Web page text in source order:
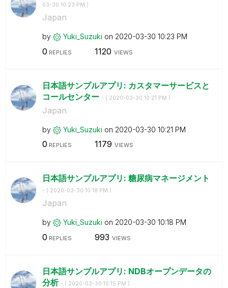
03-30 10:23 PM )
Japan
by Yuki_Suzuki on ‎2020-03-30 10:23 PM
0 REPLIES 1120 VIEWS
日本語サンプルアプリ: カスタマーサービスと
コールセンター - ( ‎2020-03-30 10:21 PM )
Japan
by Yuki_Suzuki on ‎2020-03-30 10:21 PM
0 REPLIES 1179 VIEWS
日本語サンプルアプリ: 糖尿病マネージメント
- ( ‎2020-03-30 10:18 PM )
Japan
by Yuki_Suzuki on ‎2020-03-30 10:18 PM
0 REPLIES 993 VIEWS
日本語サンプルアプリ: NDBオープンデータの
分析 - ( ‎2020-03-30 10:15 PM )